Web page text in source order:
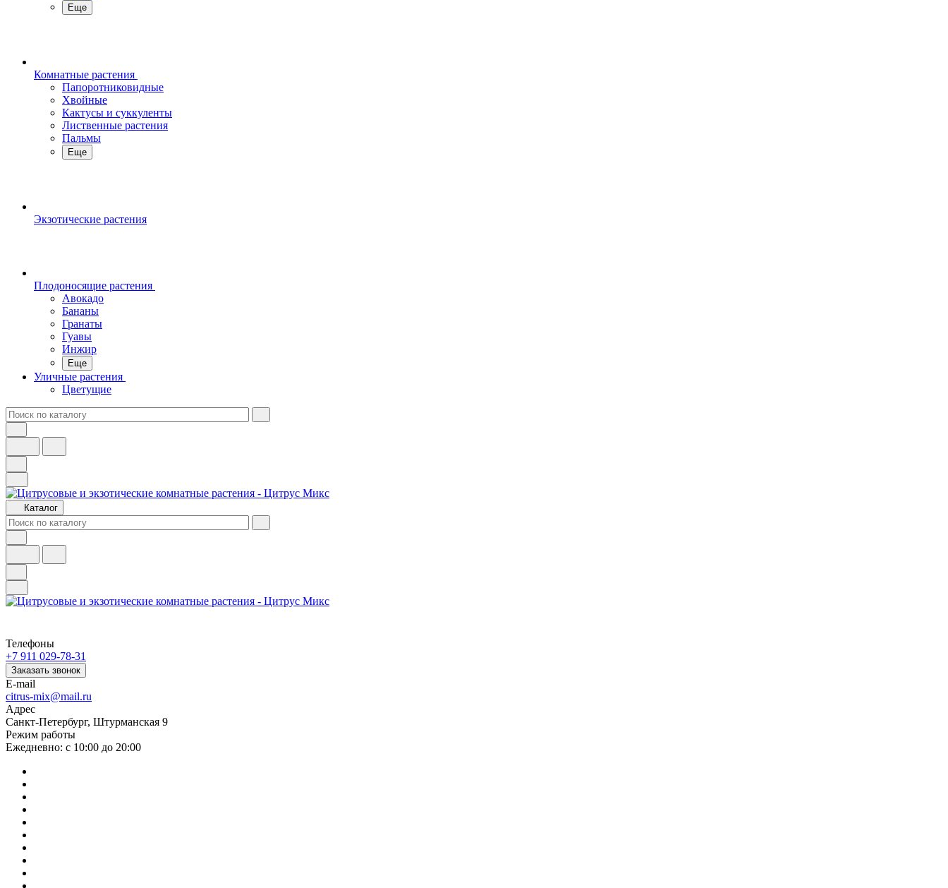
Еще
Комнатные растения
Папоротниковидные
Хвойные
Кактусы и суккуленты
Лиственные растения
Пальмы
Еще
Экзотические растения
Плодоносящие растения
Авокадо
Бананы
Гранаты
Гуавы
Инжир
Еще
Уличные растения
Цветущие
Каталог
Телефоны
+7 911 029-78-31
Заказать звонок
E-mail
citrus-mix@mail.ru
Адрес
Санкт-Петербург, Штурманская 9
Режим работы
Ежедневно: с 10:00 до 20:00